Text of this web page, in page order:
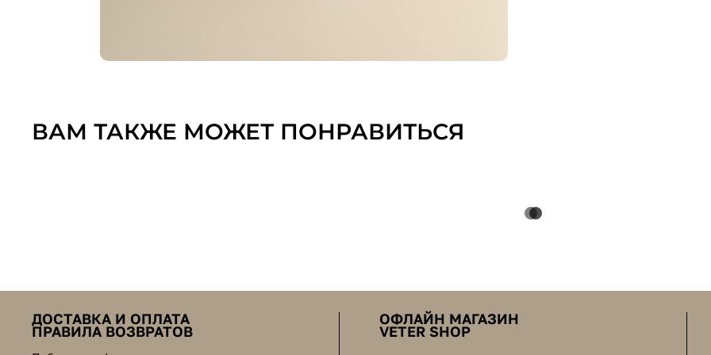
ВАМ ТАКЖЕ МОЖЕТ ПОНРАВИТЬСЯ
ДОСТАВКА И ОПЛАТА
ПРАВИЛА ВОЗВРАТОВ
ОФЛАЙН МАГАЗИН
VETER SHOP